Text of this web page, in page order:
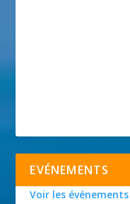
EVÉNEMENTS
Voir les